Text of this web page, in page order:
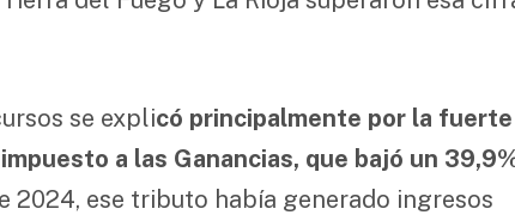
se explicó principalmente por la fuerte
a las Ganancias, que bajó un
2024, ese tributo había generado ingresos